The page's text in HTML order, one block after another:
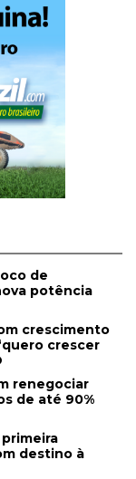
de
potência
crescimento
crescer
renegociar
de até 90%
destino à